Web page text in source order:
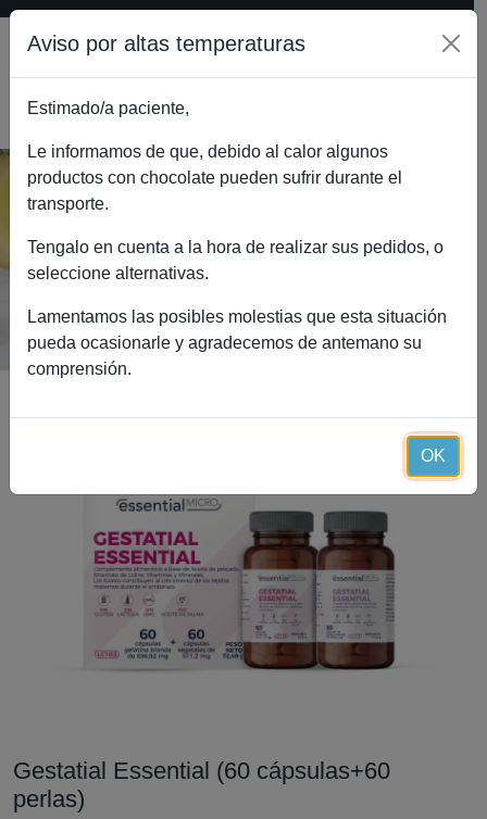
Gestatial Essential (60 cápsulas+60
perlas)
Inicio
Catálogo
Gestatial Essential (60 cápsulas+60
perlas)
Aviso por altas temperaturas
Estimado/a paciente,
Le informamos de que, debido al calor algunos
productos con chocolate pueden sufrir durante el
transporte.
Tengalo en cuenta a la hora de realizar sus pedidos, o
seleccione alternativas.
Lamentamos las posibles molestias que esta situación
pueda ocasionarle y agradecemos de antemano su
comprensión.
OK